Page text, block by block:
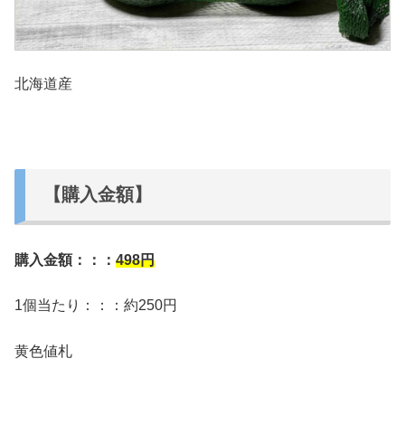
北海道産
【購入金額】
購入金額：：： 498円
1個当たり：：：約250円
黄色値札